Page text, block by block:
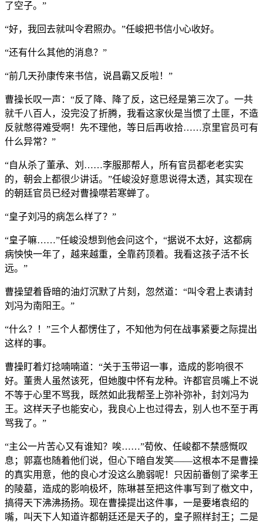
了空子。”
“好，我回去就叫令君照办。”任峻把书信小心收好。
“还有什么其他的消息？”
“前几天孙康传来书信，说昌霸又反啦！”
曹操长叹一声：“反了降、降了反，这已经是第三次了。一共
就千八百人，没完没了折腾，我看这家伙是当惯了土匪，不造
反就憋得难受啊！先不理他，等日后再收拾……京里官员可有
什么异常？”
“自从杀了董承、刘……李服那帮人，所有官员都老老实实
的，朝会上都很少讲话。”任峻没好意思说得太透，其实现在
的朝廷官员已经对曹操噤若寒蝉了。
“皇子刘冯的病怎么样了？”
“皇子嘛……”任峻没想到他会问这个，“据说不太好，这都病
病怏怏一年了，越来越重，全靠药顶着。我看这孩子活不长
远。”
曹操望着昏暗的油灯沉默了片刻，忽然道：“叫令君上表请封
刘冯为南阳王。”
“什么？！”三个人都愣住了，不知他为何在战事紧要之际提出
这样的事。
曹操盯着灯捻喃喃道：“关于玉带诏一事，造成的影响很不
好。董贵人虽然该死，但她腹中怀有龙种。许都官员嘴上不说
不等于心里不骂我，既然如此我帮圣上弥补弥补，封刘冯为
王。这样天子也能安心，我良心上也过得去，别人也不至于再
骂我了。”
“主公一片苦心又有谁知？唉……”荀攸、任峻都不禁感慨叹
息；郭嘉也随着他们说，但心下暗自发笑——这根本不是曹操
的真实用意，他的良心才没这么脆弱呢！只因前番刨了梁孝王
的陵墓，造成的影响极坏，陈琳甚至把这件事写到了檄文中，
搞得天下沸沸扬扬。现在曹操提出这件事，一是要堵袁绍的
嘴，叫天下人知道许都朝廷还是天子的，皇子照样封王；二是